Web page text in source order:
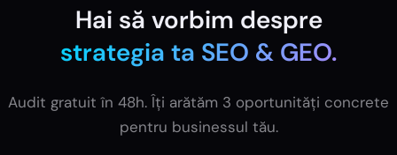
Hai să vorbim despre
strategia ta SEO & GEO.
Audit gratuit în 48h. Îți arătăm 3 oportunități concrete
pentru businessul tău.